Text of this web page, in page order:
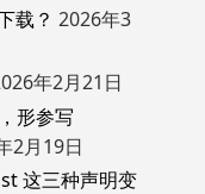
载？ 2026年3
年2月21日
形参写
2月19日
这三种声明变